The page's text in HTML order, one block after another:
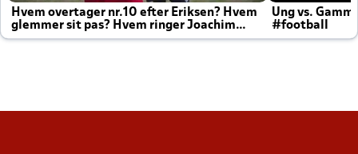
Hvem overtager nr.10 efter Eriksen? Hvem
glemmer sit pas? Hvem ringer Joachim
altid til efter kampe?
Ung vs.
#football